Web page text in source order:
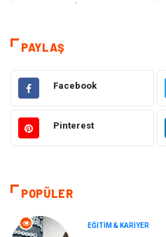
Teknoloji & İnternet
Hizmet
Hukuk
Otomotiv
Moda
Makine
PAYLAŞ
Facebook
Pinterest
POPÜLER
EĞITIM & KARIYER